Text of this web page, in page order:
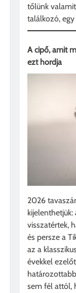
tőlünk
találkozó,
A cipő, amit
ezt hordja
2026
visszatértek,
és persze a
az a
évekkel
sem fél attól,